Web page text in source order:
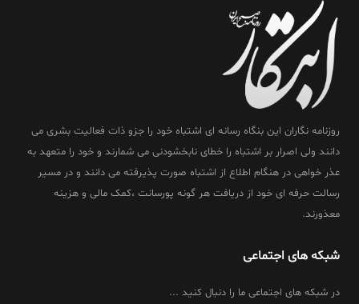
روزنامه نگاران این بنگاه رسانه ای اشتباه خود را جزو ذات فعالیت بشری می
دانند ولی اصرار بر اشتباه را خطای نابخشودنی می شمارند و خود را متعهد به
عذر خواهی در هنگام اطلاع از اشتباه صورت پذیرفته می دانند و در مسیر
رسالت حرفه ای خود از دریافت هر گونه پورسانت ،کمک مالی و هزینه
معذورند.
شبکه های اجتماعی
در شبکه های اجتماعی ما را دنبال کنید ...